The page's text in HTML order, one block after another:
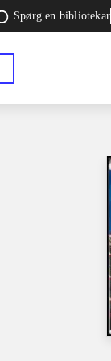
Spørg en bibliotekar